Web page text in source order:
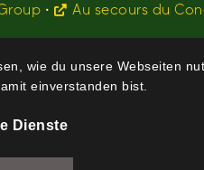
• Au secours du
wie du unsere Webseiten
einverstanden bist.
Dienste